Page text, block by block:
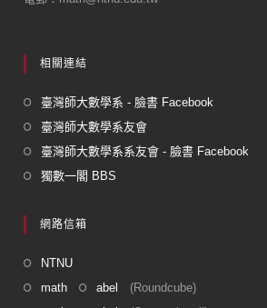
相關連結
臺灣師大數學系 - 臉書 Facebook
臺灣師大數學系友會
臺灣師大數學系系友會 - 臉書 Facebook
獨數一閣 BBS
網路信箱
NTNU
math
abel
(Roundcube)